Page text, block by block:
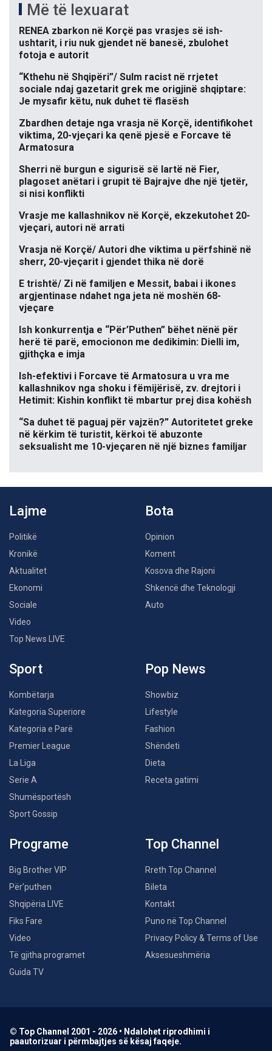
Më të lexuarat
RENEA zbarkon në Korçë pas vrasjes së ish-
ushtarit, i riu nuk gjendet në banesë, zbulohet
fotoja e autorit
“Kthehu në Shqipëri”/ Sulm racist në rrjetet
sociale ndaj gazetarit grek me origjinë shqiptare:
Je mysafir këtu, nuk duhet të flasësh
Zbardhen detaje nga vrasja në Korçë, identifikohet
viktima, 20-vjeçari ka qenë pjesë e Forcave të
Armatosura
Sherri në burgun e sigurisë së lartë në Fier,
plagoset anëtari i grupit të Bajrajve dhe një tjetër,
si nisi konflikti
Vrasje me kallashnikov në Korçë, ekzekutohet 20-
vjeçari, autori në arrati
Vrasja në Korçë/ Autori dhe viktima u përfshinë në
sherr, 20-vjeçarit i gjendet thika në dorë
E trishtë/ Zi në familjen e Messit, babai i ikones
argjentinase ndahet nga jeta në moshën 68-
vjeçare
Ish konkurrentja e “Për’Puthen” bëhet nënë për
herë të parë, emocionon me dedikimin: Dielli im,
gjithçka e imja
Ish-efektivi i Forcave të Armatosura u vra me
kallashnikov nga shoku i fëmijërisë, zv. drejtori i
Hetimit: Kishin konflikt të mbartur prej disa kohësh
“Sa duhet të paguaj për vajzën?” Autoritetet greke
në kërkim të turistit, kërkoi të abuzonte
seksualisht me 10-vjeçaren në një biznes familjar
Lajme
Politikë
Kronikë
Aktualitet
Ekonomi
Sociale
Video
Top News LIVE
Bota
Opinion
Koment
Kosova dhe Rajoni
Shkencë dhe Teknologji
Auto
Sport
Kombëtarja
Kategoria Superiore
Kategoria e Parë
Premier League
La Liga
Serie A
Shumësportësh
Sport Gossip
Pop News
Showbiz
Lifestyle
Fashion
Shëndeti
Dieta
Receta gatimi
Programe
Big Brother VIP
Për’puthen
Shqipëria LIVE
Fiks Fare
Video
Të gjitha programet
Guida TV
Top Channel
Rreth Top Channel
Bileta
Kontakt
Puno në Top Channel
Privacy Policy & Terms of Use
Aksesueshmëria
© Top Channel 2001 - 2026 • Ndalohet riprodhimi i
paautorizuar i përmbajtjes së kësaj faqeje.